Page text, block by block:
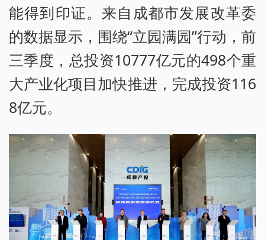
能得到印证。来自成都市发展改革委
的数据显示，围绕“立园满园”行动，前
三季度，总投资10777亿元的498个重
大产业化项目加快推进，完成投资116
8亿元。